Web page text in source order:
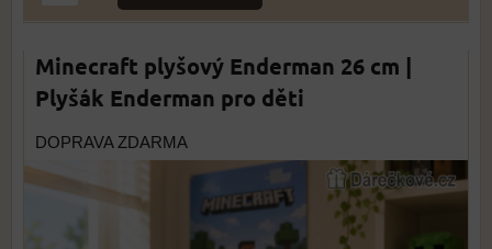
Minecraft plyšový Enderman 26 cm |
Plyšák Enderman pro děti
DOPRAVA ZDARMA